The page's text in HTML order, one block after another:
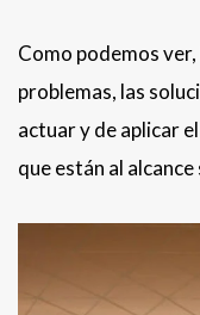
Como podemos
problemas, las
actuar y de aplicar
que están al